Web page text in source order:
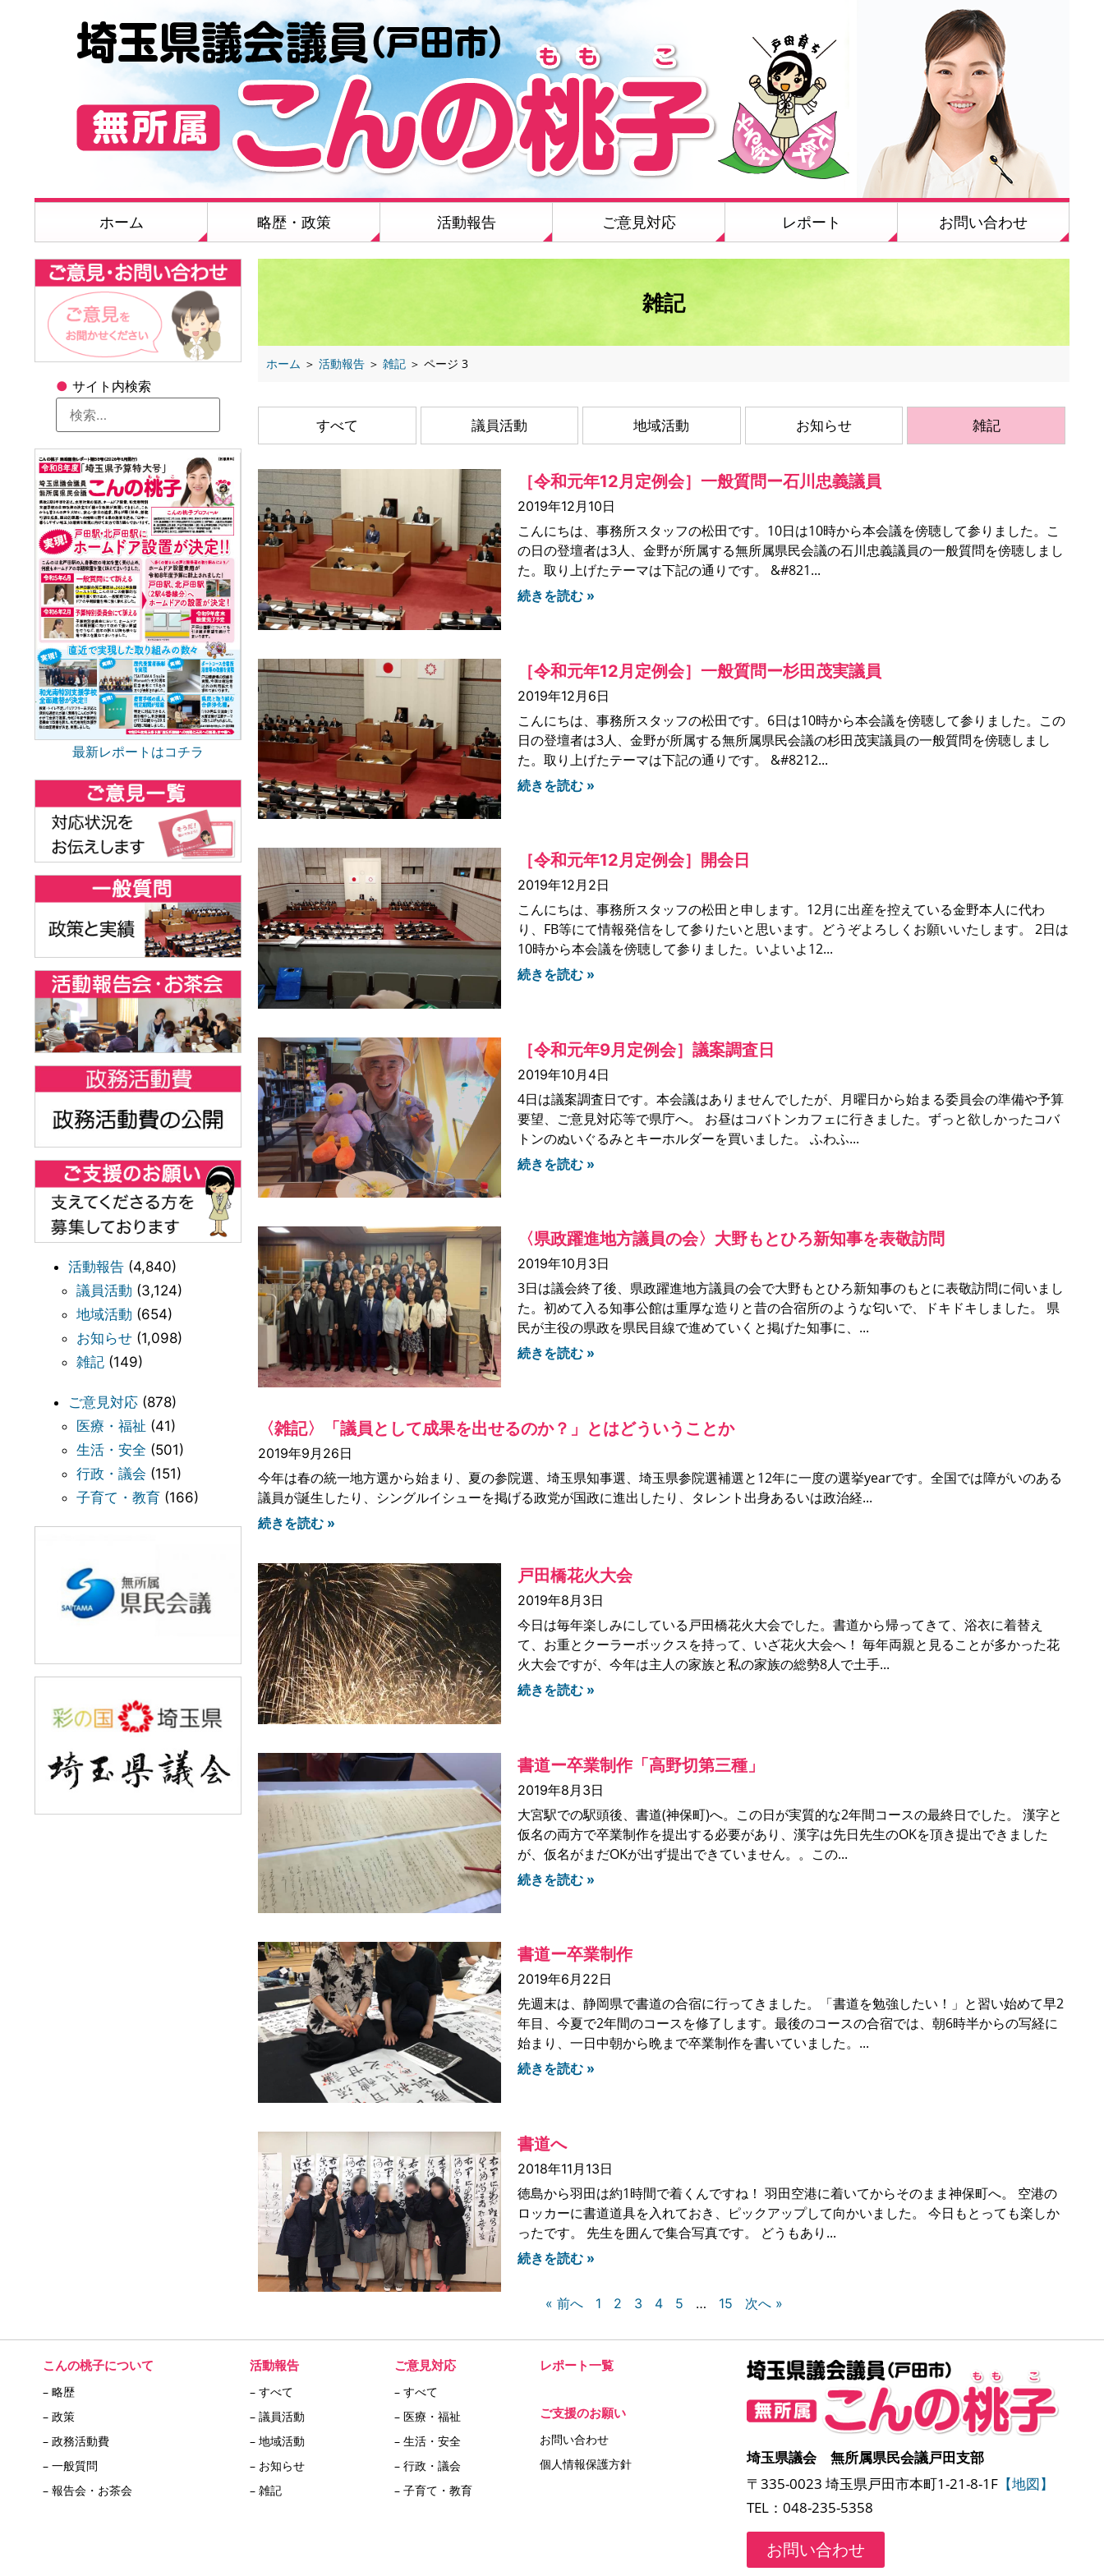
ホーム 略歴・政策 活動報告 ご意見対応 レポート お問い合わせ
● サイト内検索
最新レポートはコチラ
活動報告 (4,840)
議員活動 (3,124)
地域活動 (654)
お知らせ (1,098)
雑記 (149)
ご意見対応 (878)
医療・福祉 (41)
生活・安全 (501)
行政・議会 (151)
子育て・教育 (166)
雑記
ホーム ＞ 活動報告 ＞ 雑記 ＞ ページ 3
すべて 議員活動 地域活動 お知らせ 雑記
［令和元年12月定例会］一般質問ー石川忠義議員
2019年12月10日
こんにちは、事務所スタッフの松田です。10日は10時から本会議を傍聴して参りました。こ
の日の登壇者は3人、金野が所属する無所属県民会議の石川忠義議員の一般質問を傍聴しまし
た。取り上げたテーマは下記の通りです。 &#821
続きを読む »
［令和元年12月定例会］一般質問ー杉田茂実議員
2019年12月6日
こんにちは、事務所スタッフの松田です。6日は10時から本会議を傍聴して参りました。この
日の登壇者は3人、金野が所属する無所属県民会議の杉田茂実議員の一般質問を傍聴しまし
た。取り上げたテーマは下記の通りです。 &#8212
続きを読む »
［令和元年12月定例会］開会日
2019年12月2日
こんにちは、事務所スタッフの松田と申します。12月に出産を控えている金野本人に代わ
り、FB等にて情報発信をして参りたいと思います。どうぞよろしくお願いいたします。 2日は
10時から本会議を傍聴して参りました。いよいよ12
続きを読む »
［令和元年9月定例会］議案調査日
2019年10月4日
4日は議案調査日です。本会議はありませんでしたが、月曜日から始まる委員会の準備や予算
要望、ご意見対応等で県庁へ。 お昼はコバトンカフェに行きました。ずっと欲しかったコバ
トンのぬいぐるみとキーホルダーを買いました。 ふわふ
続きを読む »
〈県政躍進地方議員の会〉大野もとひろ新知事を表敬訪問
2019年10月3日
3日は議会終了後、県政躍進地方議員の会で大野もとひろ新知事のもとに表敬訪問に伺いまし
た。初めて入る知事公館は重厚な造りと昔の合宿所のような匂いで、ドキドキしました。 県
民が主役の県政を県民目線で進めていくと掲げた知事に、
続きを読む »
〈雑記〉「議員として成果を出せるのか？」とはどういうことか
2019年9月26日
今年は春の統一地方選から始まり、夏の参院選、埼玉県知事選、埼玉県参院選補選と12年に一度の選挙yearです。全国では障がいのある
議員が誕生したり、シングルイシューを掲げる政党が国政に進出したり、タレント出身あるいは政治経
続きを読む »
戸田橋花火大会
2019年8月3日
今日は毎年楽しみにしている戸田橋花火大会でした。書道から帰ってきて、浴衣に着替え
て、お重とクーラーボックスを持って、いざ花火大会へ！ 毎年両親と見ることが多かった花
火大会ですが、今年は主人の家族と私の家族の総勢8人で土手
続きを読む »
書道ー卒業制作「高野切第三種」
2019年8月3日
大宮駅での駅頭後、書道(神保町)へ。この日が実質的な2年間コースの最終日でした。 漢字と
仮名の両方で卒業制作を提出する必要があり、漢字は先日先生のOKを頂き提出できました
が、仮名がまだOKが出ず提出できていません。。この
続きを読む »
書道ー卒業制作
2019年6月22日
先週末は、静岡県で書道の合宿に行ってきました。「書道を勉強したい！」と習い始めて早2
年目、今夏で2年間のコースを修了します。最後のコースの合宿では、朝6時半からの写経に
始まり、一日中朝から晩まで卒業制作を書いていました。
続きを読む »
書道へ
2018年11月13日
徳島から羽田は約1時間で着くんですね！ 羽田空港に着いてからそのまま神保町へ。 空港の
ロッカーに書道道具を入れておき、ピックアップして向かいました。 今日もとっても楽しか
ったです。 先生を囲んで集合写真です。 どうもあり
続きを読む »
« 前へ 1 2 3 4 5 … 15 次へ »
こんの桃子について
– 略歴
– 政策
– 政務活動費
– 一般質問
– 報告会・お茶会
活動報告
– すべて
– 議員活動
– 地域活動
– お知らせ
– 雑記
ご意見対応
– すべて
– 医療・福祉
– 生活・安全
– 行政・議会
– 子育て・教育
レポート一覧
ご支援のお願い
お問い合わせ
個人情報保護方針
埼玉県議会 無所属県民会議戸田支部
〒335-0023 埼玉県戸田市本町1-21-8-1F【地図】
TEL：048-235-5358
お問い合わせ